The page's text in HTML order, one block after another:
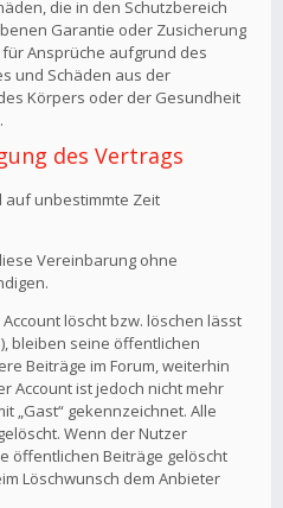
die in den Schutzbereich
Garantie oder Zusicherung
Ansprüche aufgrund des
und Schäden aus der
Körpers oder der Gesundheit
des Vertrags
auf unbestimmte Zeit
Vereinbarung ohne
löscht bzw. löschen lässt
bleiben seine öffentlichen
Beiträge im Forum, weiterhin
Account ist jedoch nicht mehr
„Gast“ gekennzeichnet. Alle
Wenn der Nutzer
öffentlichen Beiträge gelöscht
Löschwunsch dem Anbieter